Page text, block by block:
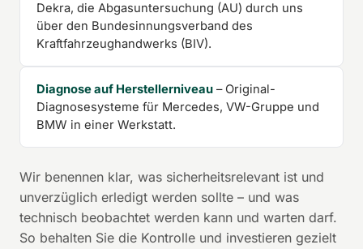
Dekra, die Abgasuntersuchung (AU) durch uns
über den Bundesinnungsverband des
Kraftfahrzeughandwerks (BIV).
Diagnose auf Herstellerniveau – Original-
Diagnosesysteme für Mercedes, VW-Gruppe und
BMW in einer Werkstatt.
Wir benennen klar, was sicherheitsrelevant ist und
unverzüglich erledigt werden sollte – und was
technisch beobachtet werden kann und warten darf.
So behalten Sie die Kontrolle und investieren gezielt